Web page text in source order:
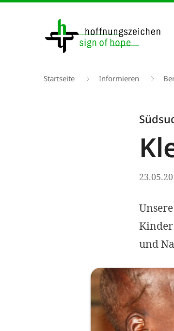
Pfadnavigation
Startseite Informieren
und